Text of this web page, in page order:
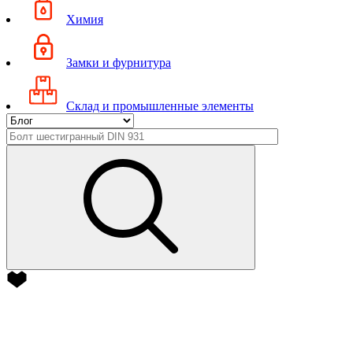
Химия
Замки и фурнитура
Склад и промышленные элементы